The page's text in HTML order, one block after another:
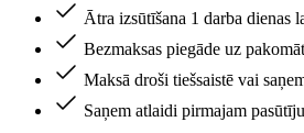
Ātra izsūtīšana 1 darba dienas
Bezmaksas piegāde uz
Maksā droši tiešsaistē vai
Saņem atlaidi pirmajam